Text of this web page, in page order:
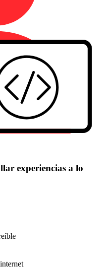
experiencias a lo